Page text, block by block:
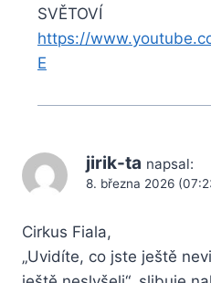
SVĚTOVÍ
https://
E
jirik-ta napsal:
8. března 2026
Cirkus Fiala,
„Uvidíte, co jste ještě